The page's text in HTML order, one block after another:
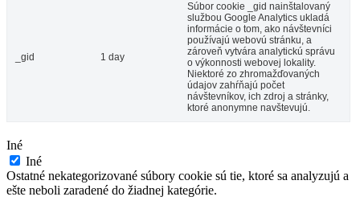
_gid 1 day
Súbor cookie _gid nainštalovaný
službou Google Analytics ukladá
informácie o tom, ako návštevníci
používajú webovú stránku, a
zároveň vytvára analytickú správu
o výkonnosti webovej lokality.
Niektoré zo zhromažďovaných
údajov zahŕňajú počet
návštevníkov, ich zdroj a stránky,
ktoré anonymne navštevujú.
Iné
Iné
Ostatné nekategorizované súbory cookie sú tie, ktoré sa analyzujú a
ešte neboli zaradené do žiadnej kategórie.